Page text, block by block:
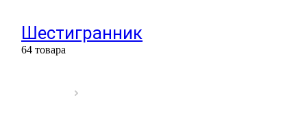
Шестигранник
64 товара